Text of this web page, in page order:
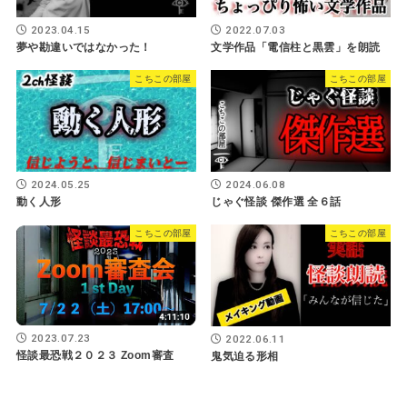
2023.04.15
夢や勘違いではなかった！
2022.07.03
文学作品「電信柱と黒雲」を朗読
こちこの部屋
2024.05.25
動く人形
こちこの部屋
2024.06.08
じゃぐ怪談 傑作選 全６話
こちこの部屋
2023.07.23
怪談最恐戦２０２３ Zoom審査
こちこの部屋
2022.06.11
鬼気迫る形相